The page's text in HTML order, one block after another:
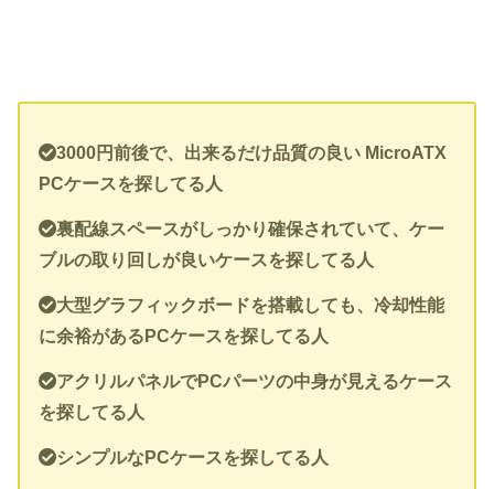
3000円前後で、出来るだけ品質の良い MicroATX
PCケースを探してる人
裏配線スペースがしっかり確保されていて、ケー
ブルの取り回しが良いケースを探してる人
大型グラフィックボードを搭載しても、冷却性能
に余裕があるPCケースを探してる人
アクリルパネルでPCパーツの中身が見えるケース
を探してる人
シンプルなPCケースを探してる人